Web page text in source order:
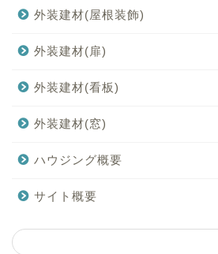
外装建材(屋根装飾)
外装建材(扉)
外装建材(看板)
外装建材(窓)
ハウジング概要
サイト概要